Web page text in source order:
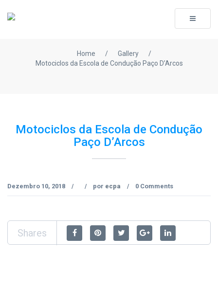
Toggle
Home / Gallery
/
Motociclos da Escola de Condução Paço D’Arcos
Motociclos da Escola de Condução
Paço D’Arcos
Dezembro 10, 2018 / / por ecpa / 0 Comments
Shares